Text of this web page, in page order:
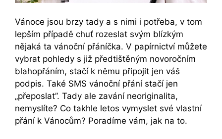
Vánoce jsou brzy tady a s nimi i potřeba, v tom
lepším případě chuť rozeslat svým blízkým
nějaká ta vánoční přáníčka. V papírnictví můžete
vybrat pohledy s již předtištěným novoročním
blahopřáním, stačí k němu připojit jen váš
podpis. Také SMS vánoční přání stačí jen
„přeposlat”. Tady ale zavání neoriginalita,
nemyslíte? Co takhle letos vymyslet své vlastní
přání k Vánocům? Poradíme vám, jak na to.